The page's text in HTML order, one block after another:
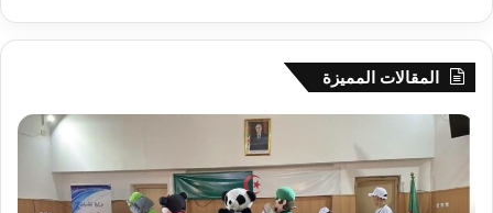
المقالات المميزة
جيجل:
المخيم